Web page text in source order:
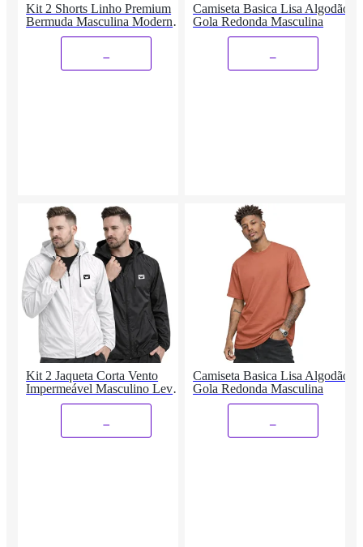
Kit 2 Shorts Linho Premium
Bermuda Masculina Moderno
e Leve
Camiseta Basica Lisa Algodão
Gola Redonda Masculina
Kit 2 Jaqueta Corta Vento
Impermeável Masculino Leve
e Confortável Estilo Casual
Camiseta Basica Lisa Algodão
Gola Redonda Masculina